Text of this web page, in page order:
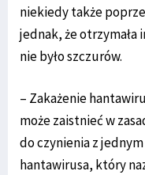
niekiedy także
jednak, że otrzymała
nie było szczurów.
– Zakażenie
może zaistnieć w
do czynienia z
hantawirusa, który